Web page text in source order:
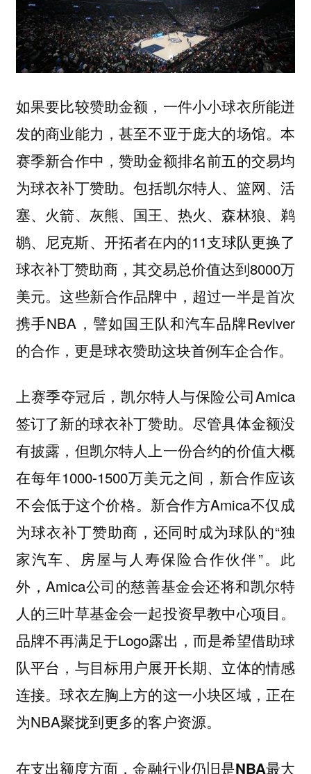
如果要比较赞助金额，一件小小球衣所能迸
发的商业能力，甚至不亚于庞大的场馆。本
赛季新合作中，赞助金额排名前五的交易均
为球衣补丁赞助。包括凯尔特人、篮网、活
塞、火箭、灰熊、国王、热火、森林狼、鹈
鹕、尼克斯、开拓者在内的11支球队更换了
球衣补丁赞助商，其交易总价值达到8000万
美元。这些新合作品牌中，超过一半是首次
携手NBA，譬如国王队和汽车品牌Reviver
的合作，更是球衣赞助这块首例车企合作。
上赛季夺冠后，凯尔特人与保险公司Amica
签订了新的球衣补丁赞助。尽管具体金额没
有披露，但凯尔特人上一份合约的价值大概
在每年1000-1500万美元之间，新合作应该
不会低于这个价格。新合作方Amica不仅成
为球衣补丁赞助商，还同时成为球队的“独
家汽车、房屋与人寿保险合作伙伴”。此
外，Amica公司的慈善基金会还将和凯尔特
人的三叶草基金会一起投资早教中心项目。
品牌不再满足于Logo露出，而是希望借助球
队平台，与目标用户展开长期、立体的情感
连接。球衣左胸上方的这一小块区域，正在
为NBA聚拢到更多的客户资源。
在支出额度方面，金融行业仍旧是NBA最大